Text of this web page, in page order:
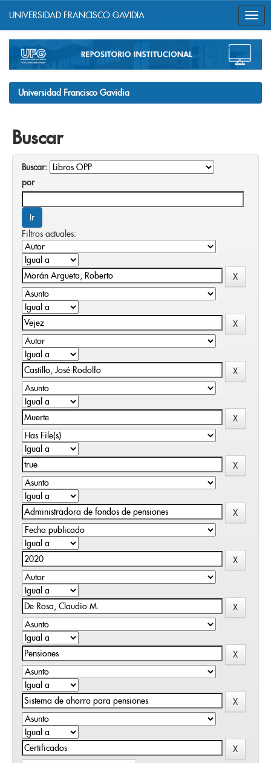
navigation
UNIVERSIDAD FRANCISCO GAVIDIA
Universidad Francisco Gavidia
Buscar
Buscar:
por
Filtros actuales: